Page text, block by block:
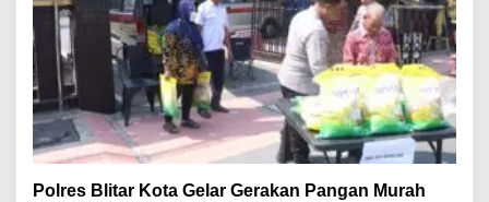
Polres Blitar Kota Gelar Gerakan Pangan Murah